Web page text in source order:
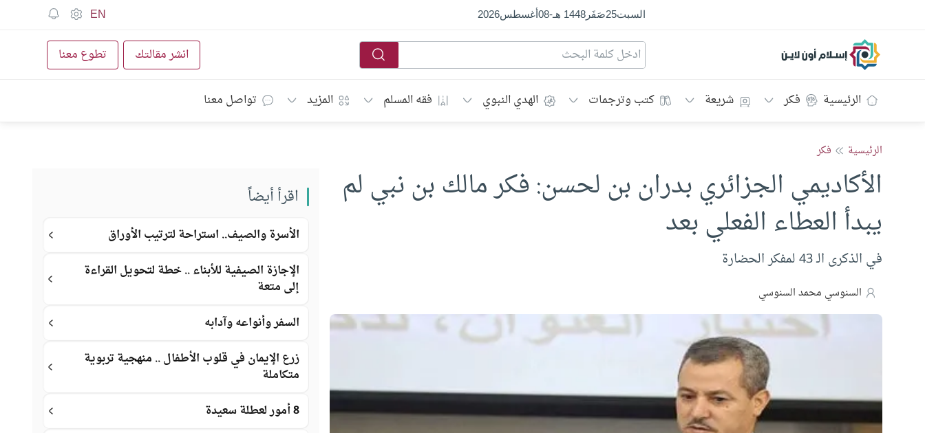
السبت25صَفَر1448 هـ -
08أغسطس2026
EN
إسلام أون لاين انشر مقالتك تطوع معنا
الرئيسية فكر شريعة كتب وترجمات الهدي النبوي فقه المسلم المزيد تواصل معنا
الرئيسية فكر
الأكاديمي الجزائري بدران بن لحسن: فكر مالك بن نبي لم
يبدأ العطاء الفعلي بعد
في الذكرى الـ 43 لمفكر الحضارة
السنوسي محمد السنوسي
اقرأ أيضاً
الأسرة والصيف.. استراحة لترتيب الأوراق
الإجازة الصيفية للأبناء .. خطة لتحويل القراءة
إلى متعة
السفر وأنواعه وآدابه
زرع الإيمان في قلوب الأطفال .. منهجية تربوية
متكاملة
8 أمور لعطلة سعيدة